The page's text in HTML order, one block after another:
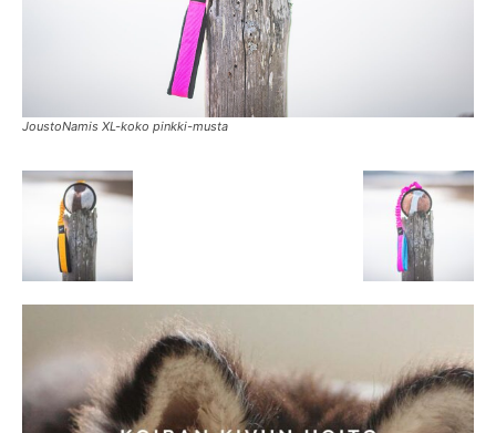
JoustoNamis XL-koko pinkki-musta